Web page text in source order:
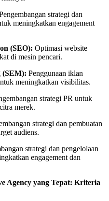
strategi dan
meningkatkan engagement
(SEO): Optimasi website
di mesin pencari.
(SEM): Penggunaan iklan
meningkatkan visibilitas.
strategi PR untuk
merek.
strategi dan pembuatan
audiens.
strategi dan pengelolaan
engagement dan
Agency yang Tepat: Kriteria